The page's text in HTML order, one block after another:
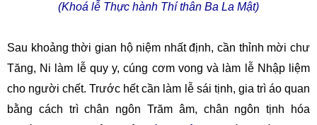
(Khoá lễ Thực hành Thí thân Ba La Mật)
Sau khoảng thời gian hộ niệm nhất định, cần thỉnh mời chư
Tăng, Ni làm lễ quy y, cúng cơm vong và làm lễ Nhập liệm
cho người chết. Trước hết cần làm lễ sái tịnh, gia trì áo quan
bằng cách trì chân ngôn Trăm âm, chân ngôn tịnh hóa